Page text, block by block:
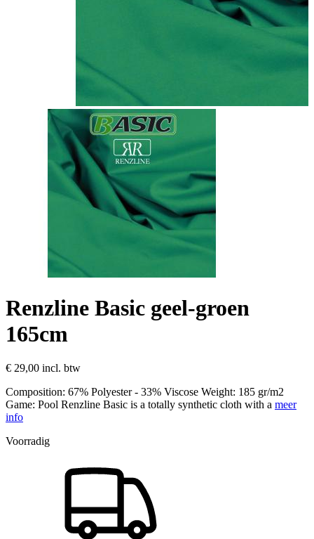
Renzline Basic geel-groen
165cm
€ 29,00 incl. btw
Composition: 67% Polyester - 33% Viscose Weight: 185 gr/m2
Game: Pool Renzline Basic is a totally synthetic cloth with a meer
info
Voorradig